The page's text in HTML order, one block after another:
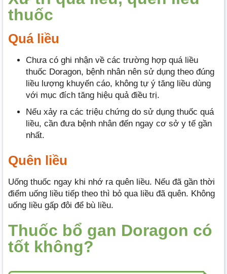
thuốc
Quá liều
Chưa có ghi nhận về các trường hợp quá liều
thuốc Doragon, bệnh nhân nên sử dụng theo đúng
liều lượng khuyến cáo, không tự ý tăng liều dùng
với mục đích tăng hiệu quả điều trị.
Nếu xảy ra các triệu chứng do sử dụng thuốc quá
liều, cần đưa bệnh nhân đến ngay cơ sở y tế gần
nhất.
Quên liều
Uống thuốc ngay khi nhớ ra quên liều. Nếu đã gần thời
điểm uống liều tiếp theo thì bỏ qua liều đã quên. Không
uống liều gấp đôi để bù liều.
Thuốc bổ gan Doragon có
tốt không?